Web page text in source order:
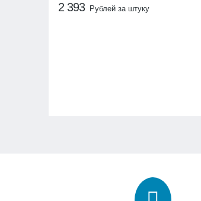
2 393 Рублей за штуку